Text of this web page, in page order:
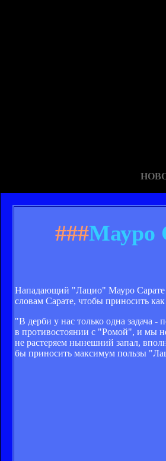
###Мауро
Нападающий "Лацио" Мауро Сарате
словам Сарате, чтобы приносить
"В дерби у нас только одна задача -
в противостоянии с "Ромой", и мы
не растеряем нынешний запал,
бы приносить максимум пользы